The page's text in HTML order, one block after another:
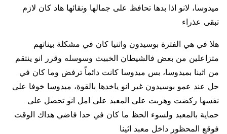
ميدوسا، لانو اذا بدها تحافظ على جمالها ونقائها هاد كان لازم
تبقى عذراء
هلا في هي الفترة بوسيدون واثنيا كان في مشكلة بيناتهم
متزاعلين من بعض فالشيطان الخبيث وسوسله وقرر انو ينتقم
من اثينا بميدوسا، بس ميدوسا كانت دائماً ترفض وما كان في
حل عند عمو بوسيدون غير انو ياخدها بالقوة، ميدوسا خوفا على
نفسها ركضت وهربت على المعبد على امل انو تحصل على
حماية بالمعبد ولسوء الحظ ما كان في حدا فاضي هداك الوقت
فوقع المحظور داخل معبد اثينا